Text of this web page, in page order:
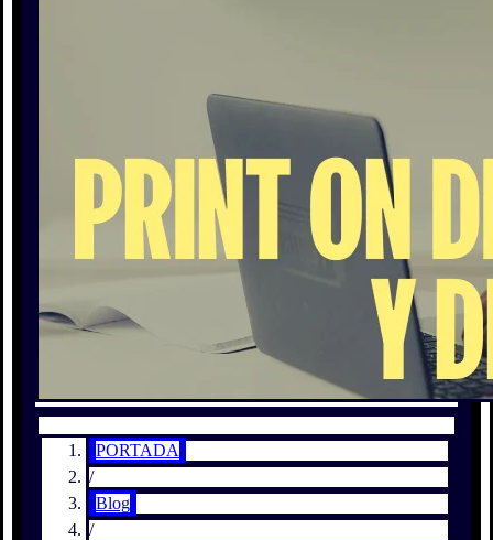
PORTADA
/
Blog
/